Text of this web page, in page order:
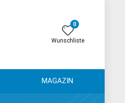
0
Wunschliste
MAGAZIN